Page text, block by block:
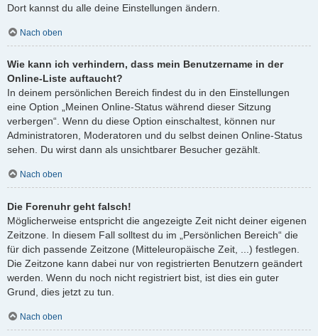
Dort kannst du alle deine Einstellungen ändern.
Nach oben
Wie kann ich verhindern, dass mein Benutzername in der
Online-Liste auftaucht?
In deinem persönlichen Bereich findest du in den Einstellungen
eine Option „Meinen Online-Status während dieser Sitzung
verbergen“. Wenn du diese Option einschaltest, können nur
Administratoren, Moderatoren und du selbst deinen Online-Status
sehen. Du wirst dann als unsichtbarer Besucher gezählt.
Nach oben
Die Forenuhr geht falsch!
Möglicherweise entspricht die angezeigte Zeit nicht deiner eigenen
Zeitzone. In diesem Fall solltest du im „Persönlichen Bereich“ die
für dich passende Zeitzone (Mitteleuropäische Zeit, ...) festlegen.
Die Zeitzone kann dabei nur von registrierten Benutzern geändert
werden. Wenn du noch nicht registriert bist, ist dies ein guter
Grund, dies jetzt zu tun.
Nach oben